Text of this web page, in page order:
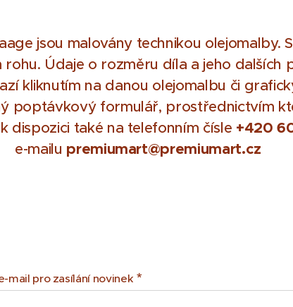
jsou malovány technikou olejomalby.
Údaje o rozměru díla a jeho dalších
kliknutím na danou olejomalbu či
poptávkový formulář, prostřednictvím
dispozici také na telefonním čísle +420
e-mailu premiumart@premiumart.cz
mail pro zasílání novinek